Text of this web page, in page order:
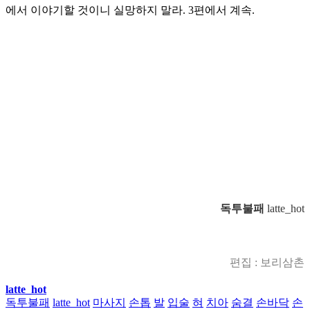
에서 이야기할 것이니 실망하지 말라. 3편에서 계속.
독투불패 latte_hot
편집 : 보리삼촌
latte_hot
독투불패 latte_hot 마사지 손톱 발 입술 혀 치아 숨결 손바닥 손